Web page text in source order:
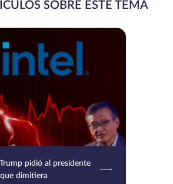
SOBRE ESTE TEMA
pidió al presidente
dimitiera